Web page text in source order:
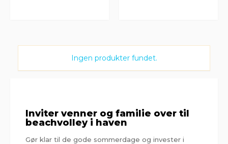
Ingen produkter fundet.
Inviter venner og familie over til
beachvolley i haven
Gør klar til de gode sommerdage og invester i